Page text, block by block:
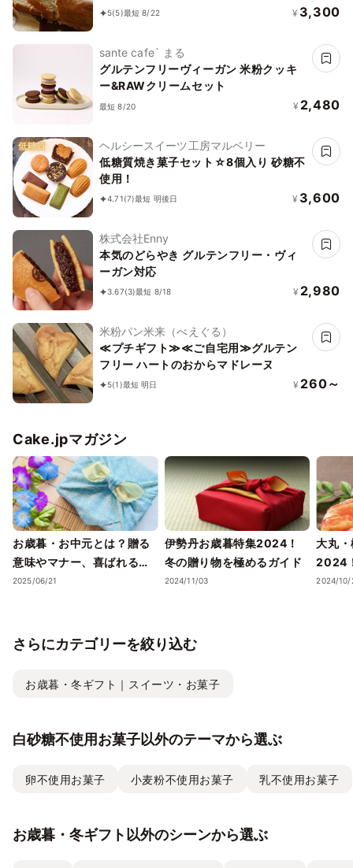
白砂糖不使用》《ヴィーガンスイーツ》
5(5)最短 8/22 ¥ 3,300
sante cafe` まる
グルテンフリーヴィーガン 米粉クッキ
ー&RAWクリームセット
最短 8/20 ¥ 2,480
ヘルシースイーツ工房マルベリー
低糖質焼き菓子セット☆8個入り 砂糖不
使用！
4.71(7)最短 明後日 ¥ 3,600
株式会社Enny
本気のどらやき グルテンフリー・ヴィ
ーガン対応
3.67(3)最短 8/18 ¥ 2,980
米粉パン米来（べえぐる）
≪プチギフト≫≪ご自宅用≫グルテン
フリー ハートのおからマドレーヌ
5(1)最短 明日 ¥ 260～
Cake.jpマガジン
お歳暮・お中元とは？贈る
意味やマナー、喜ばれるギ
フトのポイントまで徹底解
2025/06/21
伊勢丹お歳暮特集2024！
冬の贈り物を極めるガイド
2024/11/03
大丸
2024
ェック
2024/10/
さらにカテゴリーを絞り込む
お歳暮・冬ギフト｜スイーツ・お菓子
白砂糖不使用お菓子以外のテーマから選ぶ
卵不使用お菓子 小麦粉不使用お菓子 乳不使用お菓子
お歳暮・冬ギフト以外のシーンから選ぶ